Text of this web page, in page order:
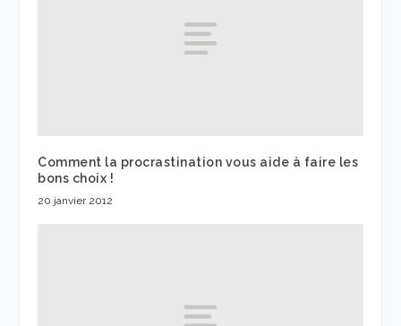
Comment la procrastination vous aide à faire les
bons choix !
20 janvier 2012